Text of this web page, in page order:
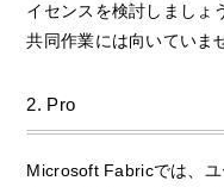
イセンスを検討しましょ
共同作業には向いていま
2. Pro
Microsoft Fabricでは、